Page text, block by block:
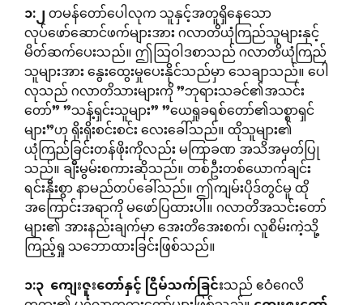
၁:၂တမန်တော်ပေါလုက သူနှင့်အတူရှိနေသော
လုပ်ဖော်ဆောင်ဖက်များအား ဂလာတိယုံကြည်သူများနှင့်
မိတ်ဆက်ပေးသည်။ ဤဩဝါဒစာသည် ဂလာတိယုံကြည်
သူများအား နွေးထွေးမှုပေးနိုင်သည်မှာ သေချာသည်။ ပေါ
လုသည် ဂလာတိသားများကို ”ဘုရားသခင်၏အသင်း
တော်” ”သန့်ရှင်းသူများ” ”ယေရှုခရစ်တော်၏သစ္စာရှင်
များ”ဟု ရိုးရိုးစင်းစင်း လေးခေါ်သည်။ ထိုသူများ၏
ယုံကြည်ခြင်းတန်ဖိုးကိုလည်း မကြာခဏ အသိအမှတ်ပြု
သည်။ ချီးမွမ်းစကားဆိုသည်။ တစ်ဦးတစ်ယောက်ချင်း
ရင်းနှီးစွာ နာမည်တပ်ခေါ်သည်။ ဤကျမ်းပိုဒ်တွင်မူ ထို
အကြောင်းအရာကို မဖော်ပြထားပါ။ ဂလာတိအသင်းတော်
များ၏ အားနည်းချက်မှာ အေးတိအေးစက်၊ လူစိမ်းကဲ့သို့
ကြည့်ရှု သဘောထားခြင်းဖြစ်သည်။
၁:၃ ကျေးဇူးတော်နှင့်ငြိမ်သက်ခြင်းသည် ဧဝံဂေလိ